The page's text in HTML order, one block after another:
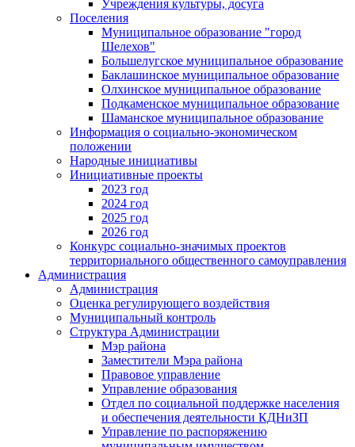
Учреждения культуры, досуга
Поселения
Муниципальное образование "город
Шелехов"
Большелугское муниципальное образование
Баклашинское муниципальное образование
Олхинское муниципальное образование
Подкаменское муниципальное образование
Шаманское муниципальное образование
Информация о социально-экономическом
положении
Народные инициативы
Инициативные проекты
2023 год
2024 год
2025 год
2026 год
Конкурс социально-значимых проектов
территориального общественного самоуправления
Администрация
Администрация
Оценка регулирующего воздействия
Муниципальный контроль
Структура Администрации
Мэр района
Заместители Мэра района
Правовое управление
Управление образования
Отдел по социальной поддержке населения
и обеспечения деятельности КДНиЗП
Управление по распоряжению